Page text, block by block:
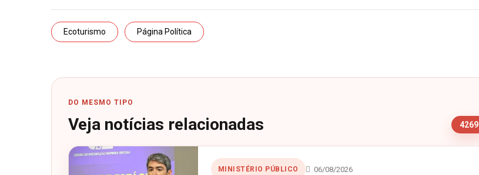
Ecoturismo Página Política
DO MESMO TIPO
Veja notícias relacionadas 4269
MINISTÉRIO PÚBLICO 06/08/2026